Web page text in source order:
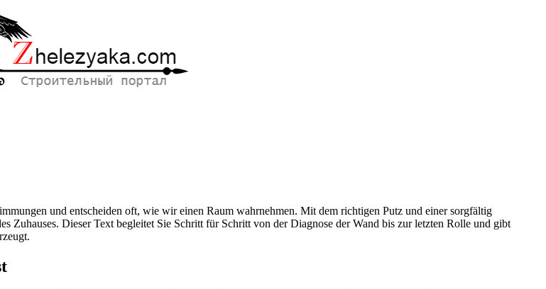
und entscheiden oft, wie wir einen Raum wahrnehmen. Mit dem richtigen Putz und einer sorgfältig
Zuhauses. Dieser Text begleitet Sie Schritt für Schritt von der Diagnose der Wand bis zur letzten Rolle und gibt